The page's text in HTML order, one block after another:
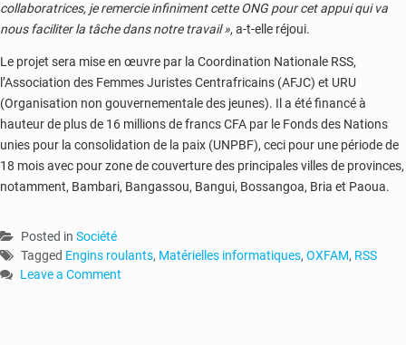
collaboratrices, je remercie infiniment cette ONG pour cet appui qui va
nous faciliter la tâche dans notre travail », a-t-elle réjoui.
Le projet sera mise en œuvre par la Coordination Nationale RSS,
l’Association des Femmes Juristes Centrafricains (AFJC) et URU
(Organisation non gouvernementale des jeunes). Il a été financé à
hauteur de plus de 16 millions de francs CFA par le Fonds des Nations
unies pour la consolidation de la paix (UNPBF), ceci pour une période de
18 mois avec pour zone de couverture des principales villes de provinces,
notamment, Bambari, Bangassou, Bangui, Bossangoa, Bria et Paoua.
Posted in Société
Tagged Engins roulants, Matérielles informatiques, OXFAM, RSS
Leave a Comment